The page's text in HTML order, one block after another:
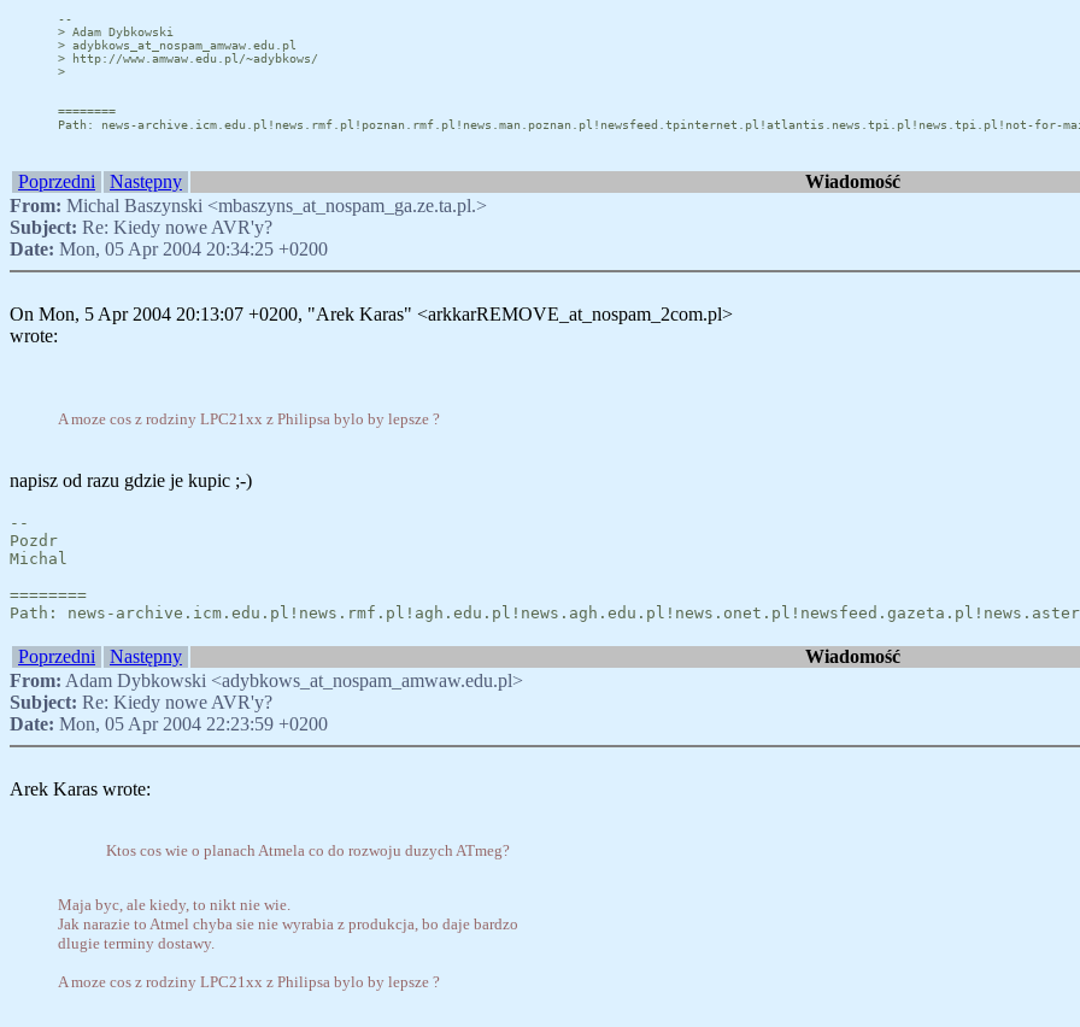
--
> Adam Dybkowski
> adybkows_at_nospam_amwaw.edu.pl
> http://www.amwaw.edu.pl/~adybkows/
>
========
Path: news-archive.icm.edu.pl!news.rmf.pl!poznan.rmf.pl!news.man.poznan.pl!newsfeed.tpinternet.pl!atlantis.news.tpi.pl!news.tpi.pl!not-for-
Poprzedni Następny Wiadomość
From: Michal Baszynski <mbaszyns_at_nospam_ga.ze.ta.pl.>
Subject: Re: Kiedy nowe AVR'y?
Date: Mon, 05 Apr 2004 20:34:25 +0200
On Mon, 5 Apr 2004 20:13:07 +0200, "Arek Karas" <arkkarREMOVE_at_nospam_2com.pl>
wrote:
A moze cos z rodziny LPC21xx z Philipsa bylo by lepsze ?
napisz od razu gdzie je kupic ;-)
--
Pozdr
Michal
========
Path: news-
Poprzedni Następny Wiadomość
From: Adam Dybkowski <adybkows_at_nospam_amwaw.edu.pl>
Subject: Re: Kiedy nowe AVR'y?
Date: Mon, 05 Apr 2004 22:23:59 +0200
Arek Karas wrote:
Ktos cos wie o planach Atmela co do rozwoju duzych ATmeg?
Maja byc, ale kiedy, to nikt nie wie.
Jak narazie to Atmel chyba sie nie wyrabia z produkcja, bo daje bardzo
dlugie terminy dostawy.
A moze cos z rodziny LPC21xx z Philipsa bylo by lepsze ?